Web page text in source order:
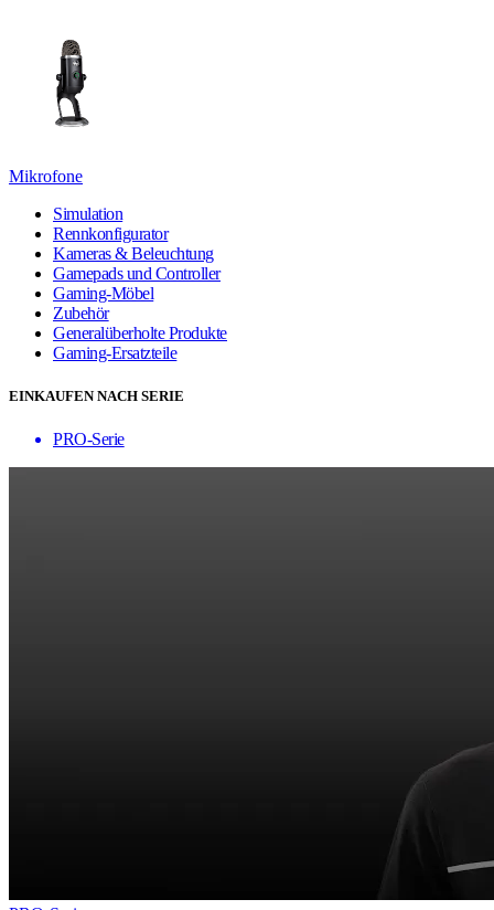
Mikrofone
Simulation
Rennkonfigurator
Kameras & Beleuchtung
Gamepads und Controller
Gaming-Möbel
Zubehör
Generalüberholte Produkte
Gaming-Ersatzteile
EINKAUFEN NACH SERIE
PRO-Serie